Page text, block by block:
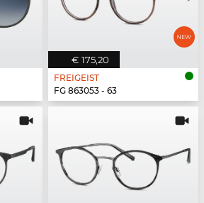
€ 175,20
FREIGEIST
FG 863053 - 63